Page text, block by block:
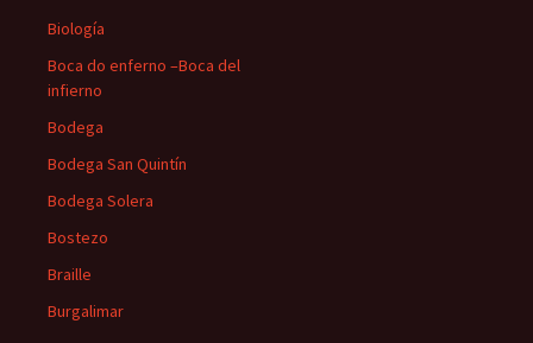
Biología
Boca do enferno –Boca del
infierno
Bodega
Bodega San Quintín
Bodega Solera
Bostezo
Braille
Burgalimar